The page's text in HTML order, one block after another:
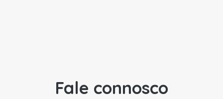
Fale connosco